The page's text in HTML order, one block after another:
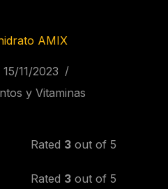
AMIX
15/11/2023
y Vitaminas
Rated 3 out of 5
Rated 3 out of 5